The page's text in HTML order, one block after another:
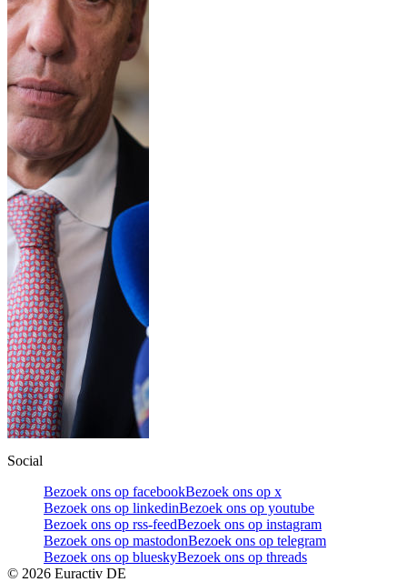
Social
Bezoek ons op facebookBezoek ons op x
Bezoek ons op linkedinBezoek ons op youtube
Bezoek ons op rss-feedBezoek ons op instagram
Bezoek ons op mastodonBezoek ons op telegram
Bezoek ons op blueskyBezoek ons op threads
© 2026 Euractiv DE